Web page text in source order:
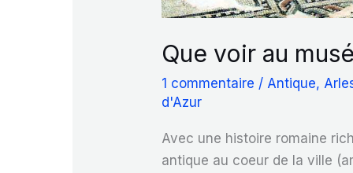
Que voir au
1 commentaire / Antique,
d'Azur
Avec une histoire romaine
antique au coeur de la ville